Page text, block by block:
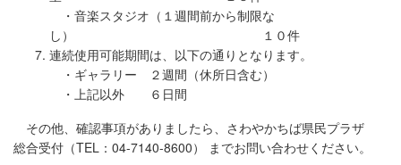
・音楽スタジオ（１週間前から制限な
し） １０件
連続使用可能期間は、以下の通りとなります。
・ギャラリー ２週間（休所日含む）
・上記以外 ６日間
その他、確認事項がありましたら、さわやかちば県民プラザ
総合受付（TEL：04-7140-8600） までお問い合わせください。